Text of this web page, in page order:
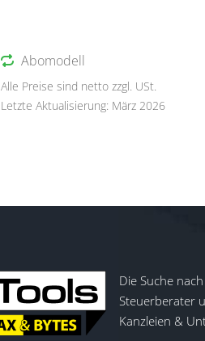
Abomodell
Alle Preise sind netto zzgl. USt.
Letzte Aktualisierung: März 2026
Die Suche
Steuerberater
Kanzleien &